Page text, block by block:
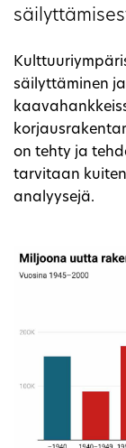
säilyttäminen
on tehty ja
tarvitaan
analyysejä.